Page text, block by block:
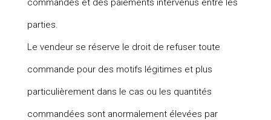
commandes et des paiements intervenus entre les
parties.
Le vendeur se réserve le droit de refuser toute
commande pour des motifs légitimes et plus
particulièrement dans le cas ou les quantités
commandées sont anormalement élevées par